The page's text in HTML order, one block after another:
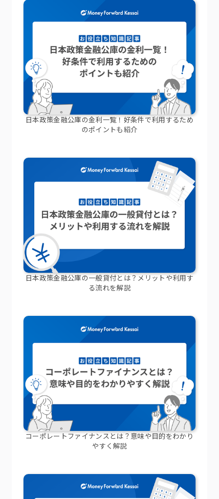
日本政策金融公庫の金利一覧！好条件で利用するため
のポイントも紹介
日本政策金融公庫の一般貸付とは？メリットや利用す
る流れを解説
コーポレートファイナンスとは？意味や目的をわかり
やすく解説